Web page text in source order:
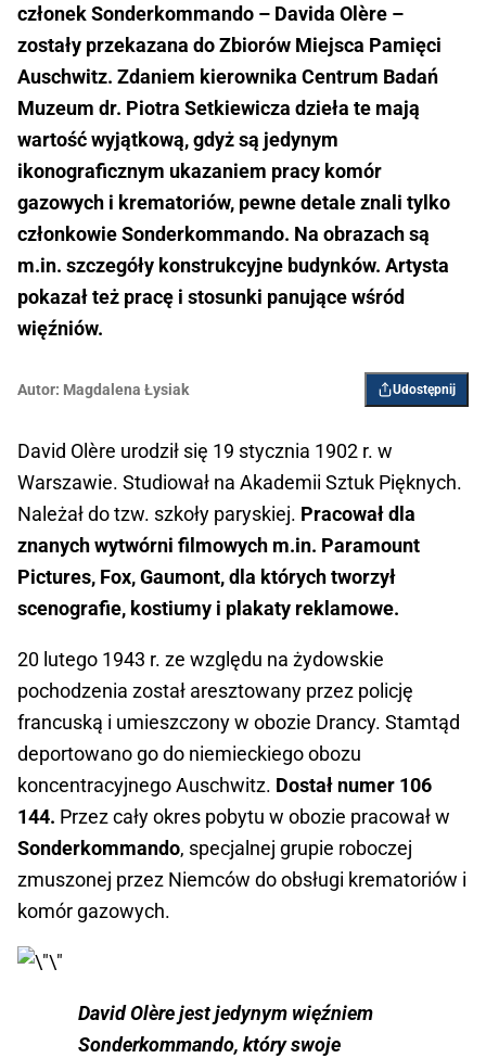
członek Sonderkommando – Davida Olère –
zostały przekazana do Zbiorów Miejsca Pamięci
Auschwitz. Zdaniem kierownika Centrum Badań
Muzeum dr. Piotra Setkiewicza dzieła te mają
wartość wyjątkową, gdyż są jedynym
ikonograficznym ukazaniem pracy komór
gazowych i krematoriów, pewne detale znali tylko
członkowie Sonderkommando. Na obrazach są
m.in. szczegóły konstrukcyjne budynków. Artysta
pokazał też pracę i stosunki panujące wśród
więźniów.
Autor: Magdalena Łysiak Udostępnij
David Olère urodził się 19 stycznia 1902 r. w
Warszawie. Studiował na Akademii Sztuk Pięknych.
Należał do tzw. szkoły paryskiej. Pracował dla
znanych wytwórni filmowych m.in. Paramount
Pictures, Fox, Gaumont, dla których tworzył
scenografie, kostiumy i plakaty reklamowe.
20 lutego 1943 r. ze względu na żydowskie
pochodzenia został aresztowany przez policję
francuską i umieszczony w obozie Drancy. Stamtąd
deportowano go do niemieckiego obozu
koncentracyjnego Auschwitz. Dostał numer 106
144. Przez cały okres pobytu w obozie pracował w
Sonderkommando, specjalnej grupie roboczej
zmuszonej przez Niemców do obsługi krematoriów i
komór gazowych.
David Olère jest jedynym więźniem
Sonderkommando, który swoje